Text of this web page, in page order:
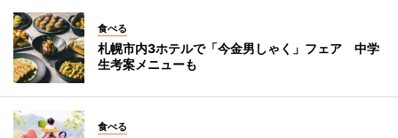
食べる
札幌市内3ホテルで「今金男しゃく」フェア 中学
生考案メニューも
食べる